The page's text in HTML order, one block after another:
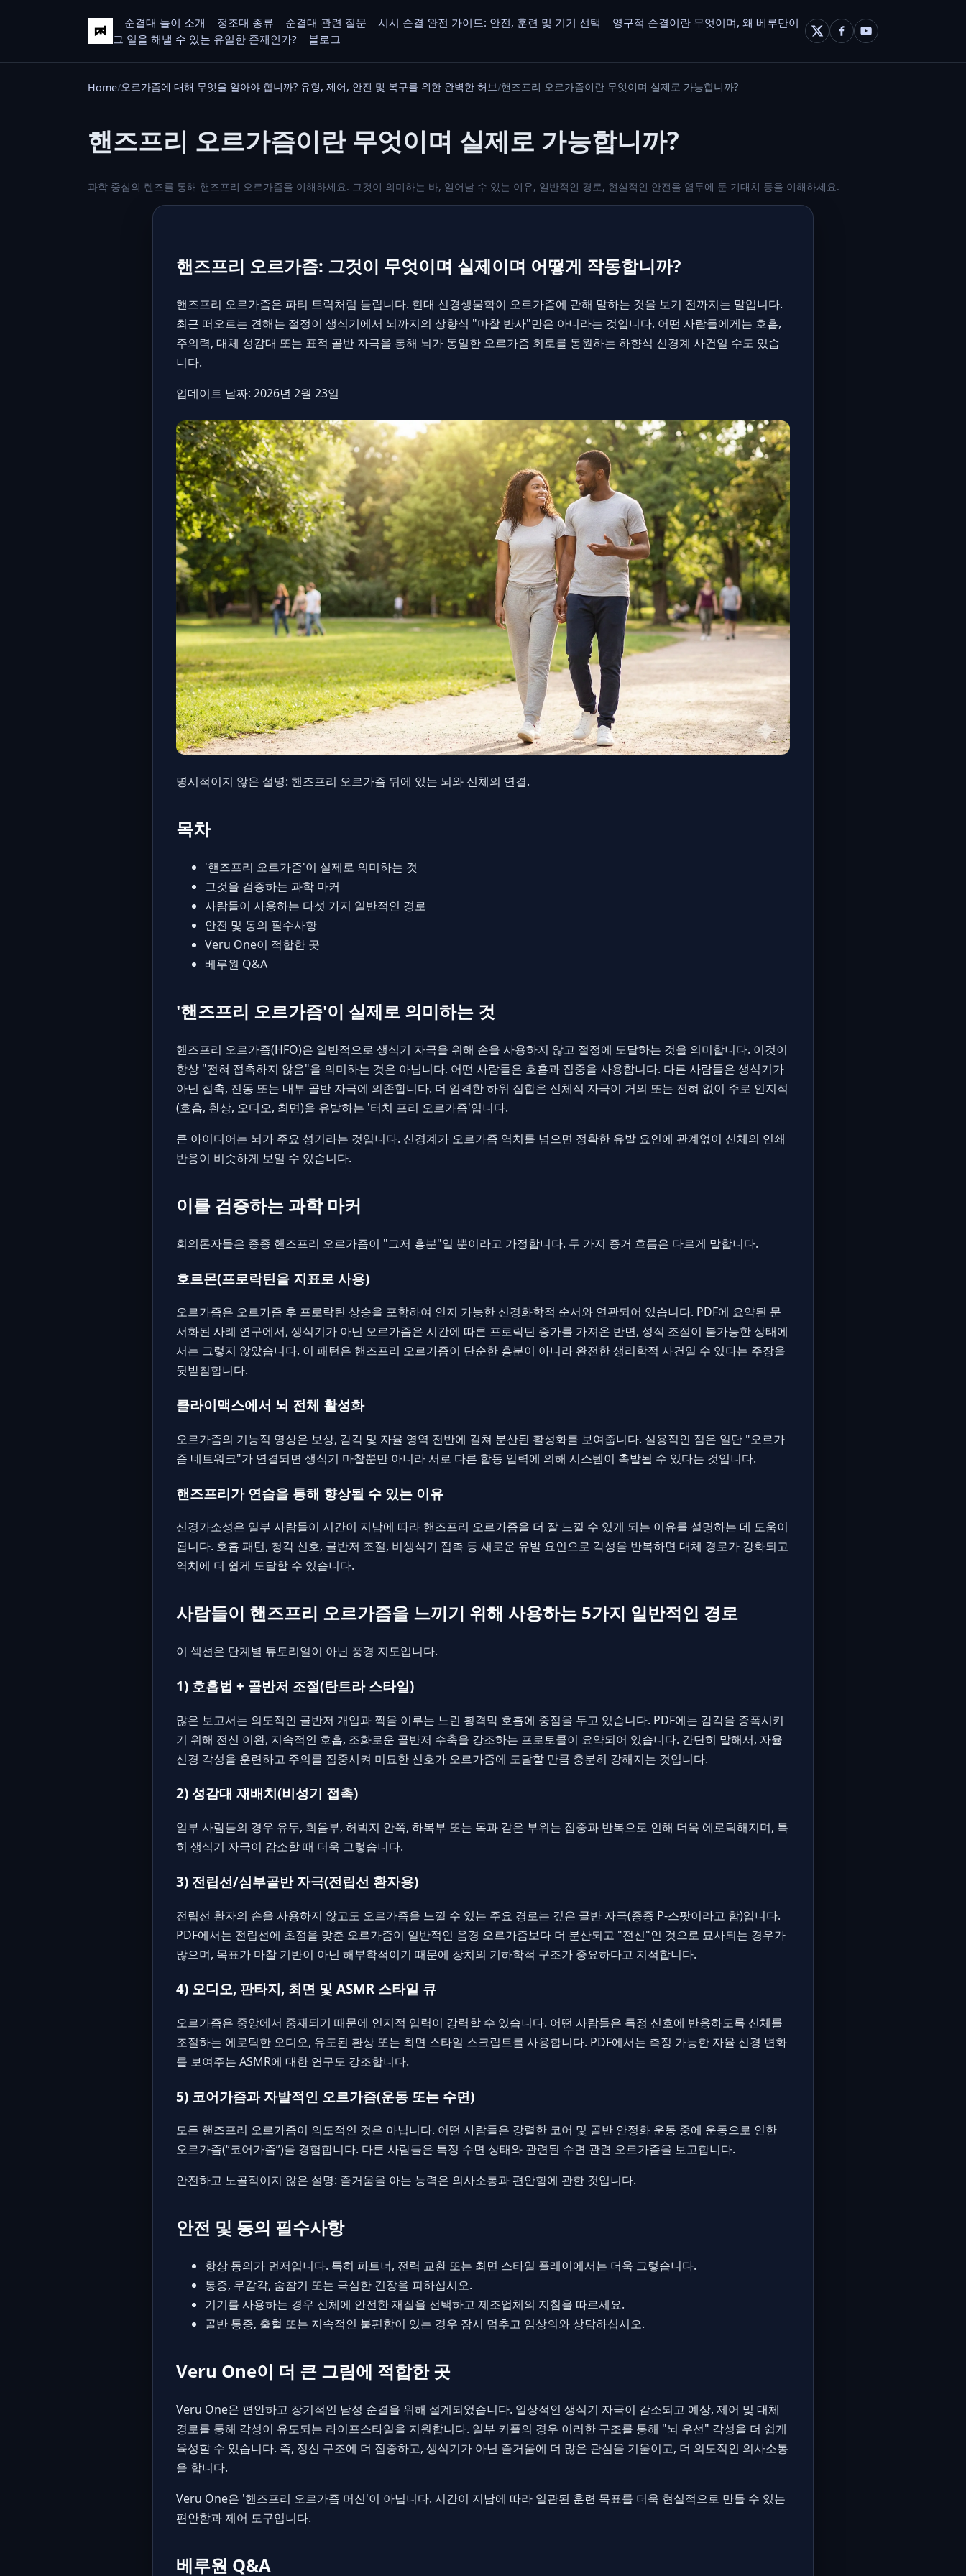
순결대 놀이 소개 정조대 종류 순결대 관련 질문 시시 순결 완전 가이드: 안전, 훈련 및 기기 선택
영구적 순결이란 무엇이며, 왜 베루만이
그 일을 해낼 수 있는 유일한 존재인가?
블로그
Home 오르가즘에 대해 무엇을 알아야 합니까? 유형, 제어, 안전 및 복구를 위한 완벽한 허브 핸즈프리 오르가즘이란 무엇이며 실제로 가능합니까?
핸즈프리 오르가즘이란 무엇이며 실제로 가능합니까?
과학 중심의 렌즈를 통해 핸즈프리 오르가즘을 이해하세요. 그것이 의미하는 바, 일어날 수 있는 이유, 일반적인 경로, 현실적인 안전을 염두에 둔 기대치 등을 이해하세요.
핸즈프리 오르가즘: 그것이 무엇이며 실제이며 어떻게 작동합니까?
핸즈프리 오르가즘은 파티 트릭처럼 들립니다. 현대 신경생물학이 오르가즘에 관해 말하는 것을 보기 전까지는 말입니다.
최근 떠오르는 견해는 절정이 생식기에서 뇌까지의 상향식 "마찰 반사"만은 아니라는 것입니다. 어떤 사람들에게는 호흡,
주의력, 대체 성감대 또는 표적 골반 자극을 통해 뇌가 동일한 오르가즘 회로를 동원하는 하향식 신경계 사건일 수도 있습
니다.
업데이트 날짜: 2026년 2월 23일
명시적이지 않은 설명: 핸즈프리 오르가즘 뒤에 있는 뇌와 신체의 연결.
목차
'핸즈프리 오르가즘'이 실제로 의미하는 것
그것을 검증하는 과학 마커
사람들이 사용하는 다섯 가지 일반적인 경로
안전 및 동의 필수사항
Veru One이 적합한 곳
베루원 Q&A
'핸즈프리 오르가즘'이 실제로 의미하는 것
핸즈프리 오르가즘(HFO)은 일반적으로 생식기 자극을 위해 손을 사용하지 않고 절정에 도달하는 것을 의미합니다. 이것이
항상 "전혀 접촉하지 않음"을 의미하는 것은 아닙니다. 어떤 사람들은 호흡과 집중을 사용합니다. 다른 사람들은 생식기가
아닌 접촉, 진동 또는 내부 골반 자극에 의존합니다. 더 엄격한 하위 집합은 신체적 자극이 거의 또는 전혀 없이 주로 인지적
(호흡, 환상, 오디오, 최면)을 유발하는 '터치 프리 오르가즘'입니다.
큰 아이디어는 뇌가 주요 성기라는 것입니다. 신경계가 오르가즘 역치를 넘으면 정확한 유발 요인에 관계없이 신체의 연쇄
반응이 비슷하게 보일 수 있습니다.
이를 검증하는 과학 마커
회의론자들은 종종 핸즈프리 오르가즘이 "그저 흥분"일 뿐이라고 가정합니다. 두 가지 증거 흐름은 다르게 말합니다.
호르몬(프로락틴을 지표로 사용)
오르가즘은 오르가즘 후 프로락틴 상승을 포함하여 인지 가능한 신경화학적 순서와 연관되어 있습니다. PDF에 요약된 문
서화된 사례 연구에서, 생식기가 아닌 오르가즘은 시간에 따른 프로락틴 증가를 가져온 반면, 성적 조절이 불가능한 상태에
서는 그렇지 않았습니다. 이 패턴은 핸즈프리 오르가즘이 단순한 흥분이 아니라 완전한 생리학적 사건일 수 있다는 주장을
뒷받침합니다.
클라이맥스에서 뇌 전체 활성화
오르가즘의 기능적 영상은 보상, 감각 및 자율 영역 전반에 걸쳐 분산된 활성화를 보여줍니다. 실용적인 점은 일단 "오르가
즘 네트워크"가 연결되면 생식기 마찰뿐만 아니라 서로 다른 합동 입력에 의해 시스템이 촉발될 수 있다는 것입니다.
핸즈프리가 연습을 통해 향상될 수 있는 이유
신경가소성은 일부 사람들이 시간이 지남에 따라 핸즈프리 오르가즘을 더 잘 느낄 수 있게 되는 이유를 설명하는 데 도움이
됩니다. 호흡 패턴, 청각 신호, 골반저 조절, 비생식기 접촉 등 새로운 유발 요인으로 각성을 반복하면 대체 경로가 강화되고
역치에 더 쉽게 도달할 수 있습니다.
사람들이 핸즈프리 오르가즘을 느끼기 위해 사용하는 5가지 일반적인 경로
이 섹션은 단계별 튜토리얼이 아닌 풍경 지도입니다.
1) 호흡법 + 골반저 조절(탄트라 스타일)
많은 보고서는 의도적인 골반저 개입과 짝을 이루는 느린 횡격막 호흡에 중점을 두고 있습니다. PDF에는 감각을 증폭시키
기 위해 전신 이완, 지속적인 호흡, 조화로운 골반저 수축을 강조하는 프로토콜이 요약되어 있습니다. 간단히 말해서, 자율
신경 각성을 훈련하고 주의를 집중시켜 미묘한 신호가 오르가즘에 도달할 만큼 충분히 강해지는 것입니다.
2) 성감대 재배치(비성기 접촉)
일부 사람들의 경우 유두, 회음부, 허벅지 안쪽, 하복부 또는 목과 같은 부위는 집중과 반복으로 인해 더욱 에로틱해지며, 특
히 생식기 자극이 감소할 때 더욱 그렇습니다.
3) 전립선/심부골반 자극(전립선 환자용)
전립선 환자의 손을 사용하지 않고도 오르가즘을 느낄 수 있는 주요 경로는 깊은 골반 자극(종종 P-스팟이라고 함)입니다.
PDF에서는 전립선에 초점을 맞춘 오르가즘이 일반적인 음경 오르가즘보다 더 분산되고 "전신"인 것으로 묘사되는 경우가
많으며, 목표가 마찰 기반이 아닌 해부학적이기 때문에 장치의 기하학적 구조가 중요하다고 지적합니다.
4) 오디오, 판타지, 최면 및 ASMR 스타일 큐
오르가즘은 중앙에서 중재되기 때문에 인지적 입력이 강력할 수 있습니다. 어떤 사람들은 특정 신호에 반응하도록 신체를
조절하는 에로틱한 오디오, 유도된 환상 또는 최면 스타일 스크립트를 사용합니다. PDF에서는 측정 가능한 자율 신경 변화
를 보여주는 ASMR에 대한 연구도 강조합니다.
5) 코어가즘과 자발적인 오르가즘(운동 또는 수면)
모든 핸즈프리 오르가즘이 의도적인 것은 아닙니다. 어떤 사람들은 강렬한 코어 및 골반 안정화 운동 중에 운동으로 인한
오르가즘(“코어가즘”)을 경험합니다. 다른 사람들은 특정 수면 상태와 관련된 수면 관련 오르가즘을 보고합니다.
안전하고 노골적이지 않은 설명: 즐거움을 아는 능력은 의사소통과 편안함에 관한 것입니다.
안전 및 동의 필수사항
항상 동의가 먼저입니다. 특히 파트너, 전력 교환 또는 최면 스타일 플레이에서는 더욱 그렇습니다.
통증, 무감각, 숨참기 또는 극심한 긴장을 피하십시오.
기기를 사용하는 경우 신체에 안전한 재질을 선택하고 제조업체의 지침을 따르세요.
골반 통증, 출혈 또는 지속적인 불편함이 있는 경우 잠시 멈추고 임상의와 상담하십시오.
Veru One이 더 큰 그림에 적합한 곳
Veru One은 편안하고 장기적인 남성 순결을 위해 설계되었습니다. 일상적인 생식기 자극이 감소되고 예상, 제어 및 대체
경로를 통해 각성이 유도되는 라이프스타일을 지원합니다. 일부 커플의 경우 이러한 구조를 통해 "뇌 우선" 각성을 더 쉽게
육성할 수 있습니다. 즉, 정신 구조에 더 집중하고, 생식기가 아닌 즐거움에 더 많은 관심을 기울이고, 더 의도적인 의사소통
을 합니다.
Veru One은 '핸즈프리 오르가즘 머신'이 아닙니다. 시간이 지남에 따라 일관된 훈련 목표를 더욱 현실적으로 만들 수 있는
편안함과 제어 도구입니다.
베루원 Q&A